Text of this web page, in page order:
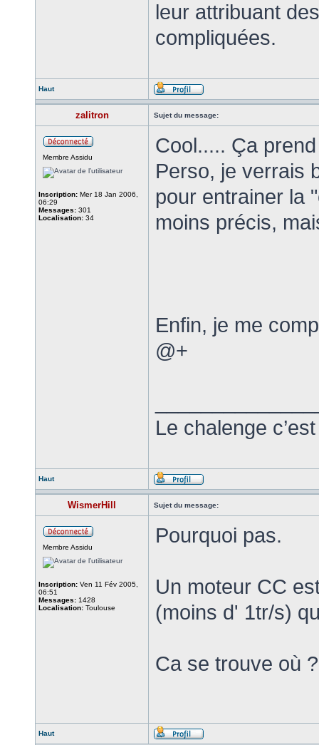
leur attribuant
compliquées.
Haut
zalitron Sujet du message:
Membre Assidu
Inscription: Mer 18 Jan 2006,
06:29
Messages: 301
Localisation: 34
Cool..... Ça
Perso, je verrais
pour entrainer la
moins précis,
Enfin, je me
@+
Le chalenge
Haut
WismerHill Sujet du message:
Membre Assidu
Inscription: Ven 11 Fév 2005,
06:51
Messages: 1428
Localisation: Toulouse
Pourquoi pas.
Un moteur CC
(moins d' 1tr/s)
Ca se trouve où
Haut